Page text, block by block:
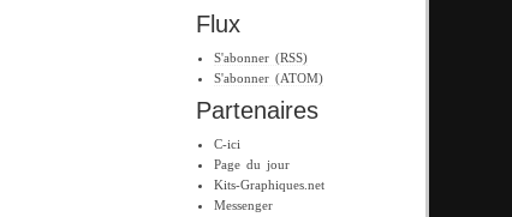
Flux
S'abonner (RSS)
S'abonner (ATOM)
Partenaires
C-ici
Page du jour
Kits-Graphiques.net
Messenger